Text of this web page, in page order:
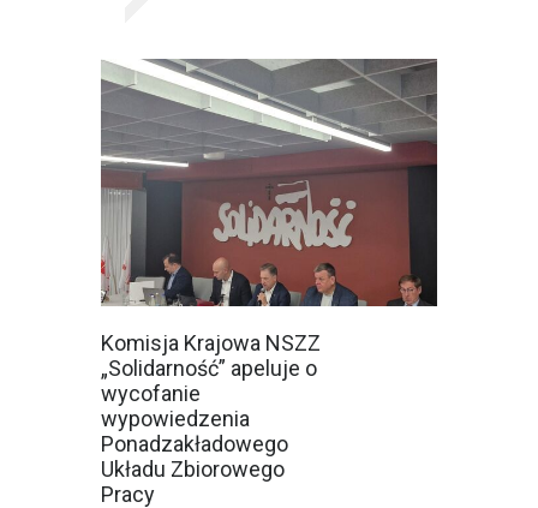
Komisja Krajowa NSZZ
„Solidarność” apeluje o
wycofanie
wypowiedzenia
Ponadzakładowego
Układu Zbiorowego
Pracy